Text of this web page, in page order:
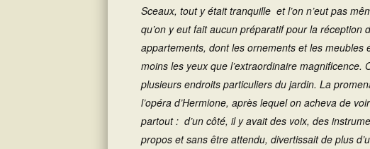
Sceaux, tout y était tranquille et l’on n’eut pas
qu’on y eut fait aucun préparatif pour la réception
appartements, dont les ornements et les meubles
moins les yeux que l’extraordinaire
plusieurs endroits particuliers du jardin. La
l’opéra d’Hermione, après lequel on acheva de
partout : d’un côté, il y avait des voix, des
propos et sans être attendu, divertissait de plus